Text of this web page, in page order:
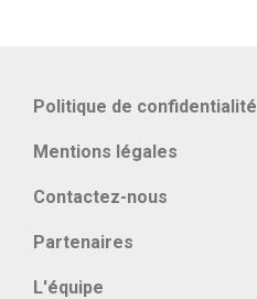
Politique de confidentialité
Mentions légales
Contactez-nous
Partenaires
L'équipe